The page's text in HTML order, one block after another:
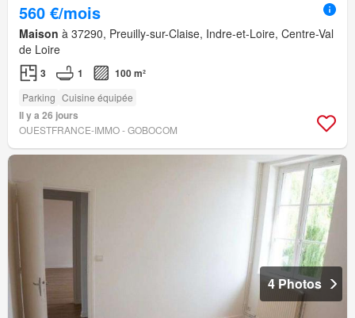
560 €/mois
Maison à 37290, Preuilly-sur-Claise, Indre-et-Loire, Centre-Val
de Loire
3 1 100 m²
Parking Cuisine équipée
Il y a 26 jours
OUESTFRANCE-IMMO - GOBOCOM
4 Photos